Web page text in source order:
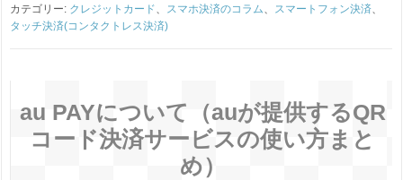
カテゴリー: クレジットカード、 スマホ決済のコラム、 スマートフォン決済、
タッチ決済(コンタクトレス決済)
au PAYについて（auが提供するQR
コード決済サービスの使い方まと
め）